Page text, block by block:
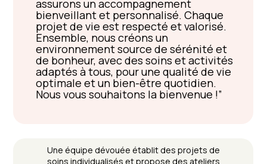
assurons un accompagnement
bienveillant et personnalisé. Chaque
projet de vie est respecté et valorisé.
Ensemble, nous créons un
environnement source de sérénité et
de bonheur, avec des soins et activités
adaptés à tous, pour une qualité de vie
optimale et un bien-être quotidien.
Nous vous souhaitons la bienvenue !
Une équipe dévouée établit des projets de
soins individualisés et propose des ateliers